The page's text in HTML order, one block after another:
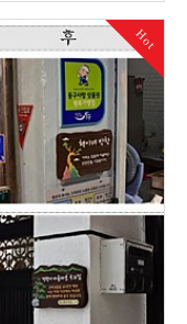
Hot